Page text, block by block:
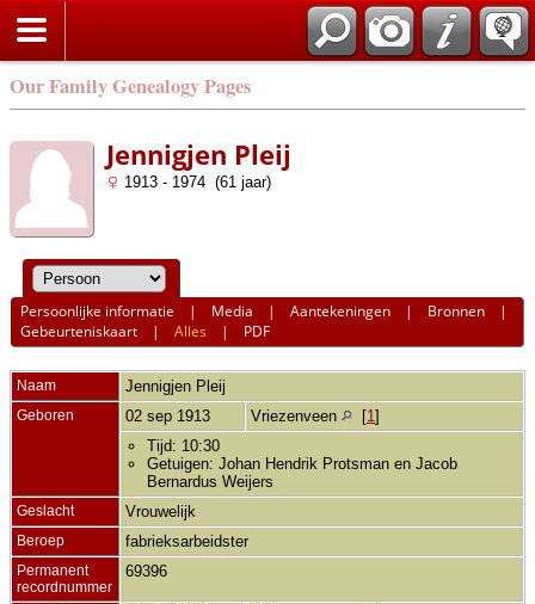
Our Family Genealogy Pages
Jennigjen Pleij
1913 - 1974 (61 jaar)
Persoonlijke informatie | Media |Aantekeningen | Bronnen |
Gebeurteniskaart |Alles | PDF
Naam Jennigjen Pleij
Geboren 02 sep 1913 Vriezenveen [1 ]
Tijd: 10:30
Getuigen: Johan Hendrik Protsman en Jacob
Bernardus Weijers
Geslacht Vrouwelijk
Beroep fabrieksarbeidster
Permanent
recordnummer
69396